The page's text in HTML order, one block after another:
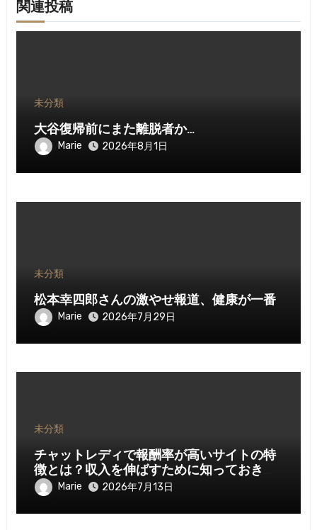
関連投稿
未分類
大谷復帰前にまた離脱者か…
Marie 2026年8月1日
未分類
松本幸四郎さんの激やせ報道、健康が一番
Marie 2026年7月29日
未分類
チャットレディで報酬率が高いサイトの特
徴とは？収入を伸ばすために知っておきた
いポイント
Marie 2026年7月13日